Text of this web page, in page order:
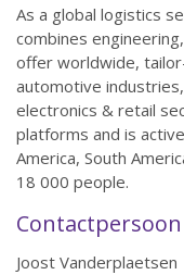
As a global logistics
combines
offer worldwide,
automotive
electronics & retail
platforms and is
America, South
18 000 people.
Contactpersoon
Joost Vanderplaetsen